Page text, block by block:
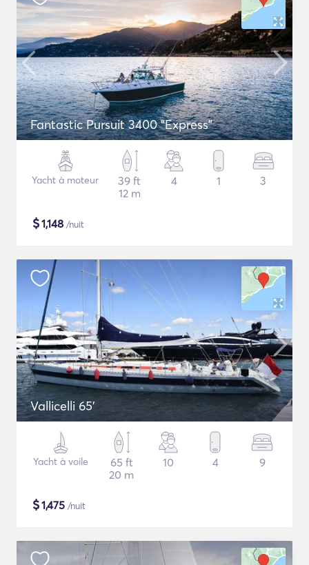
Fantastic Pursuit 3400 "Express"
Yacht à moteur
39 ft
12 m
4 1 3
$1,148 /nuit
Vallicelli 65'
Yacht à voile
65 ft
20 m
10 4 9
$1,475 /nuit